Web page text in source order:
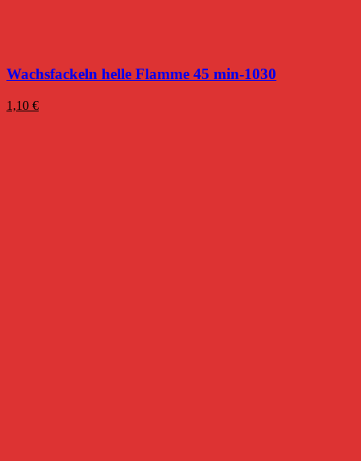
Wachsfackeln helle Flamme 45 min-1030
1,10 €